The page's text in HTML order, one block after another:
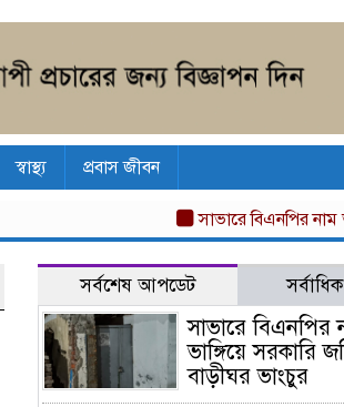
স্বাস্থ্য প্রবাস জীবন
সাভারে বিএনপির নাম
সর্বশেষ আপডেট
সাভারে বিএনপির
ভাঙ্গিয়ে সরকারি
বাড়ীঘর ভাংচুর